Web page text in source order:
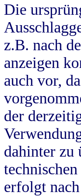
Die
z.B. nach
anzeigen
auch vor,
der
dahinter zu
erfolgt